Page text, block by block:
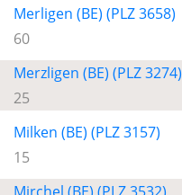
Merligen (BE) (PLZ 3658)
60
Merzligen (BE) (PLZ 3274)
25
Milken (BE) (PLZ 3157)
15